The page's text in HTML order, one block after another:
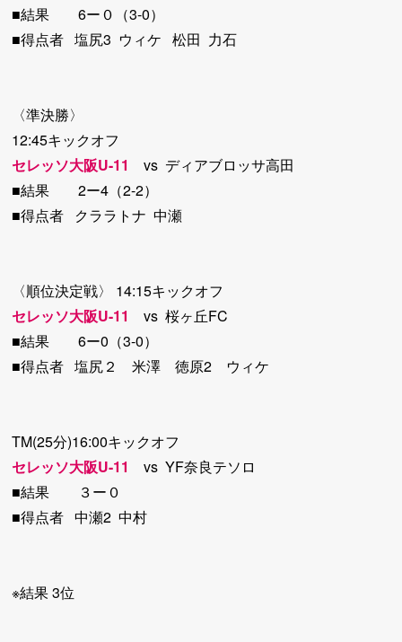
■結果 6ー０（3-0）
■得点者 塩尻3 ウィケ 松田 力石
〈準決勝〉
12:45キックオフ
セレッソ大阪U-11
vs ディアブロッサ高田
■結果 2ー4（2-2）
■得点者 クララトナ 中瀬
〈順位決定戦〉 14:15キックオフ
セレッソ大阪U-11
vs 桜ヶ丘FC
■結果 6ー0（3-0）
■得点者 塩尻２ 米澤 徳原2 ウィケ
TM(25分)16:00キックオフ
セレッソ大阪U-11
vs YF奈良テソロ
■結果 ３ー０
■得点者 中瀬2 中村
※結果 3位